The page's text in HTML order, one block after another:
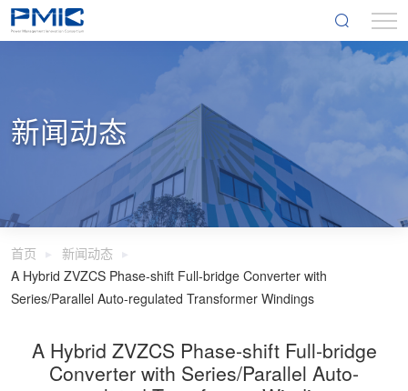
新闻动态
首页
新闻动态
A Hybrid ZVZCS Phase-shift Full-bridge Converter with
Series/Parallel Auto-regulated Transformer Windings
A Hybrid ZVZCS Phase-shift Full-bridge
Converter with Series/Parallel Auto-